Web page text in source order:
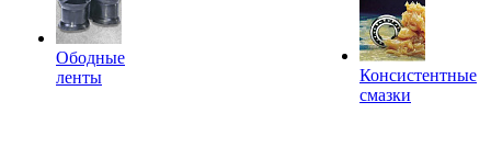
Ободные
ленты
Консистентные
смазки